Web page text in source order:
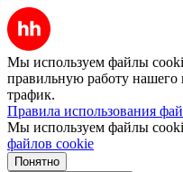
Мы используем файлы
правильную работу нашего
трафик.
Правила использования
Мы используем файлы
файлов cookie
Понятно